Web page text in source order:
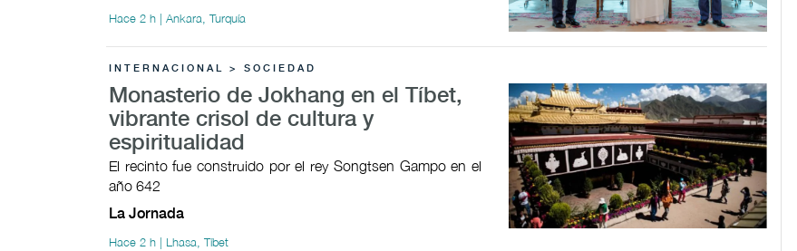
Hace 2 h | Ankara, Turquía
INTERNACIONAL > SOCIEDAD
Monasterio de Jokhang en el Tíbet,
vibrante crisol de cultura y
espiritualidad
El recinto fue construido por el rey Songtsen Gampo en el
año 642
La Jornada
Hace 2 h | Lhasa, Tíbet